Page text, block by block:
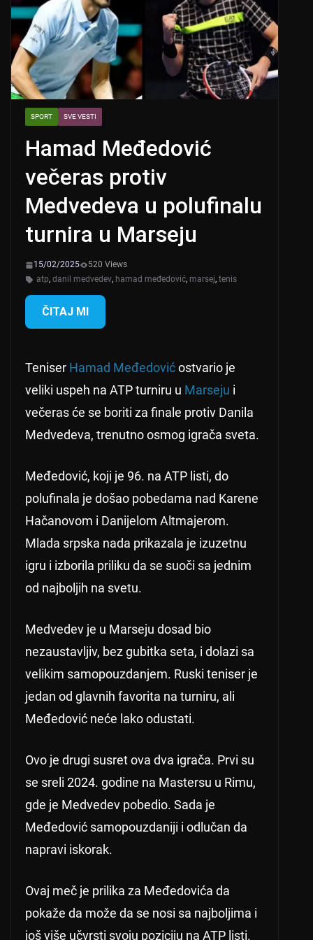
SPORT SVE VESTI
Hamad Međedović
večeras protiv
Medvedeva u polufinalu
turnira u Marseju
15/02/2025
520 Views
atp, danil medvedev, hamad međedović, marsej, tenis
ČITAJ MI
Teniser Hamad Međedovićostvario je
veliki uspeh na ATP turniru u Marseju i
večeras će se boriti za finale protiv Danila
Medvedeva, trenutno osmog igrača sveta.
Međedović, koji je 96. na ATP listi, do
polufinala je došao pobedama nad Karene
Hačanovom i Danijelom Altmajerom.
Mlada srpska nada prikazala je izuzetnu
igru i izborila priliku da se suoči sa jednim
od najboljih na svetu.
Medvedev je u Marseju dosad bio
nezaustavljiv, bez gubitka seta, i dolazi sa
velikim samopouzdanjem. Ruski teniser je
jedan od glavnih favorita na turniru, ali
Međedović neće lako odustati.
Ovo je drugi susret ova dva igrača. Prvi su
se sreli 2024. godine na Mastersu u Rimu,
gde je Medvedev pobedio. Sada je
Međedović samopouzdaniji i odlučan da
napravi iskorak.
Ovaj meč je prilika za Međedovića da
pokaže da može da se nosi sa najboljima i
još više učvrsti svoju poziciju na ATP listi.